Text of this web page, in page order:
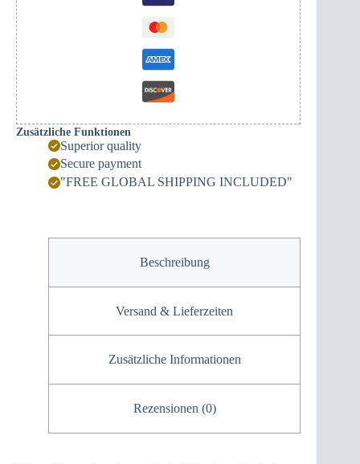
Zusätzliche Funktionen
Superior quality
Secure payment
"FREE GLOBAL SHIPPING INCLUDED"
Beschreibung
Versand & Lieferzeiten
Zusätzliche Informationen
Rezensionen (0)